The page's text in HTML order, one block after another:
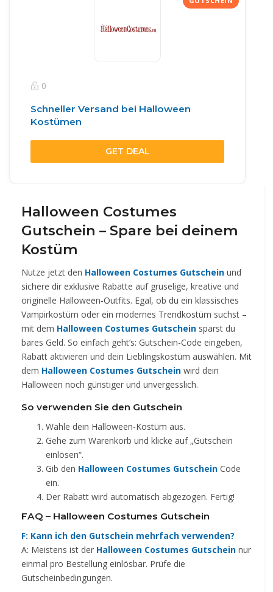
0
Schneller Versand bei Halloween
Kostümen
GET DEAL
Halloween Costumes
Gutschein – Spare bei deinem
Kostüm
Nutze jetzt den Halloween Costumes Gutschein und
sichere dir exklusive Rabatte auf gruselige, kreative und
originelle Halloween-Outfits. Egal, ob du ein klassisches
Vampirkostüm oder ein modernes Trendkostüm suchst –
mit dem Halloween Costumes Gutschein sparst du
bares Geld. So einfach geht’s: Gutschein-Code eingeben,
Rabatt aktivieren und dein Lieblingskostüm auswählen. Mit
dem Halloween Costumes Gutschein wird dein
Halloween noch günstiger und unvergesslich.
So verwenden Sie den Gutschein
Wähle dein Halloween-Kostüm aus.
Gehe zum Warenkorb und klicke auf „Gutschein
einlösen“.
Gib den Halloween Costumes Gutschein Code
ein.
Der Rabatt wird automatisch abgezogen. Fertig!
FAQ – Halloween Costumes Gutschein
F: Kann ich den Gutschein mehrfach verwenden?
A: Meistens ist der Halloween Costumes Gutschein nur
einmal pro Bestellung einlösbar. Prüfe die
Gutscheinbedingungen.